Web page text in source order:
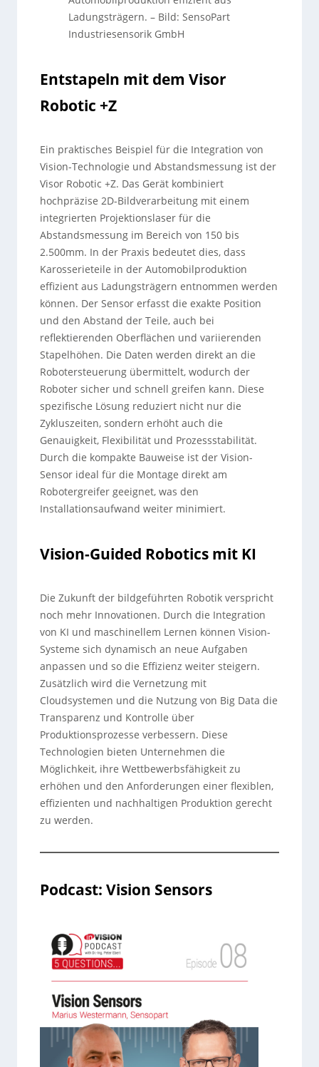
Ladungsträgern.– Bild: SensoPart
Industriesensorik GmbH
Entstapeln mit dem Visor
Robotic +Z
Ein praktisches Beispiel für die Integration von
Vision-Technologie und Abstandsmessung ist der
Visor Robotic +Z. Das Gerät kombiniert
hochpräzise 2D-Bildverarbeitung mit einem
integrierten Projektionslaser für die
Abstandsmessung im Bereich von 150 bis
2.500mm. In der Praxis bedeutet dies, dass
Karosserieteile in der Automobilproduktion
effizient aus Ladungsträgern entnommen werden
können. Der Sensor erfasst die exakte Position
und den Abstand der Teile, auch bei
reflektierenden Oberflächen und variierenden
Stapelhöhen. Die Daten werden direkt an die
Robotersteuerung übermittelt, wodurch der
Roboter sicher und schnell greifen kann. Diese
spezifische Lösung reduziert nicht nur die
Zykluszeiten, sondern erhöht auch die
Genauigkeit, Flexibilität und Prozessstabilität.
Durch die kompakte Bauweise ist der Vision-
Sensor ideal für die Montage direkt am
Robotergreifer geeignet, was den
Installationsaufwand weiter minimiert.
Vision-Guided Robotics mit KI
Die Zukunft der bildgeführten Robotik verspricht
noch mehr Innovationen. Durch die Integration
von KI und maschinellem Lernen können Vision-
Systeme sich dynamisch an neue Aufgaben
anpassen und so die Effizienz weiter steigern.
Zusätzlich wird die Vernetzung mit
Cloudsystemen und die Nutzung von Big Data die
Transparenz und Kontrolle über
Produktionsprozesse verbessern. Diese
Technologien bieten Unternehmen die
Möglichkeit, ihre Wettbewerbsfähigkeit zu
erhöhen und den Anforderungen einer flexiblen,
effizienten und nachhaltigen Produktion gerecht
zu werden.
Podcast: Vision Sensors